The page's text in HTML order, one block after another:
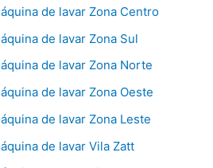
de lavar Zona Centro
de lavar Zona Sul
de lavar Zona Norte
de lavar Zona Oeste
de lavar Zona Leste
de lavar Vila Zatt